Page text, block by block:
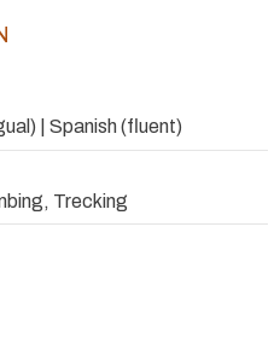
| Spanish (fluent)
Trecking